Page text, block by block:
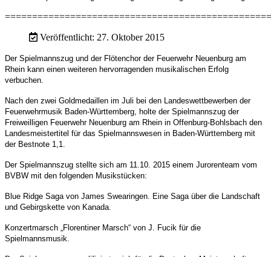
Veröffentlicht: 27. Oktober 2015
Der Spielmannszug und der Flötenchor der Feuerwehr Neuenburg am
Rhein kann einen weiteren hervorragenden musikalischen Erfolg
verbuchen.
Nach den zwei Goldmedaillen im Juli bei den Landeswettbewerben der
Feuerwehrmusik Baden-Württemberg, holte der Spielmannszug der
Freiweilligen Feuerwehr Neuenburg am Rhein in Offenburg-Bohlsbach den
Landesmeistertitel für das Spielmannswesen in Baden-Württemberg mit
der Bestnote 1,1.
Der Spielmannszug stellte sich am 11.10. 2015 einem Jurorenteam vom
BVBW mit den folgenden Musikstücken:
Blue Ridge Saga von James Swearingen. Eine Saga über die Landschaft
und Gebirgskette von Kanada.
Konzertmarsch „Florentiner Marsch“ von J. Fucik für die
Spielmannsmusik.